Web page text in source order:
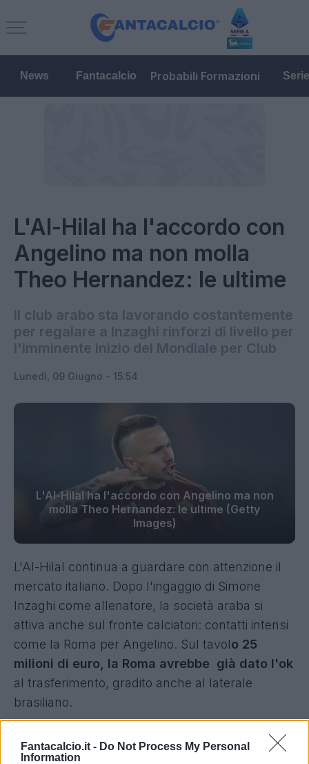
Fantacalcio.it - Do Not Process My Personal
Information
News Fantacalcio Probabili Formazioni
L'Al-Hilal ha l'accordo con
Angelino ma non molla
Theo Hernandez: le ultime
Il club arabo sta lavorando costantemente
per regalare a Inzaghi rinforzi di livello per
l'imminente inizio del Mondiale per Club
Lunedì, 09 Giugno - 15:54
L'Al-Hilal ha l'accordo con Angelino ma non
molla Theo Hernandez: le ultime (Getty
Images)
L'Al-Hilal continua a guardare con attenzione il
mercato italiano. Dopo l'ingaggio di Simone
Inzaghi come allenatore, la società araba si
attiva anche sul fronte calciatori: contatti intensi
come la Roma per Angelino. Sul tavolo 25
milioni di euro, la Roma avrebbe già dato l'ok
al trasferimento, gradito anche al laterale
brasiliano.
L'ultima decisione spetterà proprio all'Al-Hilal,
che se non arriva aTheo Hernandez (dubbioso